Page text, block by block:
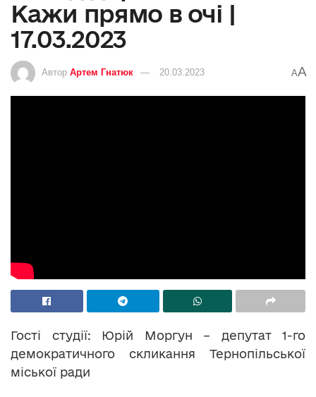
Кажи прямо в очі |
17.03.2023
Автор Артем Гнатюк 20.03.2023 AA
Гості студії: Юрій Моргун – депутат 1-го
демократичного скликання Тернопільської
міської ради